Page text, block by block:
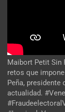
Maibort Petit Sin
retos que
Peña, presidente
actualidad.